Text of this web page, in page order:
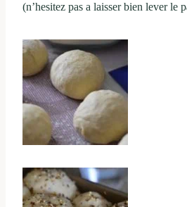
(n’hesitez pas a laisser bien lever le